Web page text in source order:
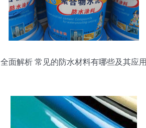
全面解析 常见的防水材料有哪些及其应用